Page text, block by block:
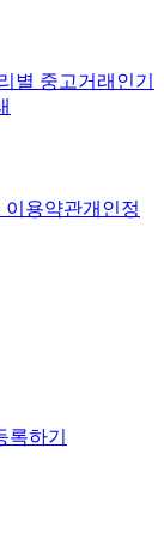
별 중고거래 인기
이용약관개인정
록하기